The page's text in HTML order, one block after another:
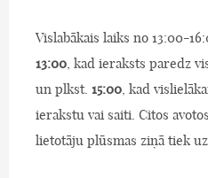
Vislabākais laiks no 13:00-
13:00 , kad ieraksts paredz
un plkst. 15:00 , kad
ierakstu vai saiti. Citos
lietotāju plūsmas ziņā tiek